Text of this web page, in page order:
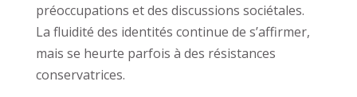
préoccupations et des discussions sociétales.
La fluidité des identités continue de s’affirmer,
mais se heurte parfois à des résistances
conservatrices.